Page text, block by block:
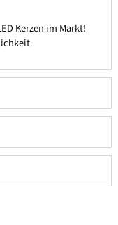
Kerzen im Markt!